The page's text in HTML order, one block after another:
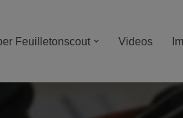
Feuilletonscout Videos